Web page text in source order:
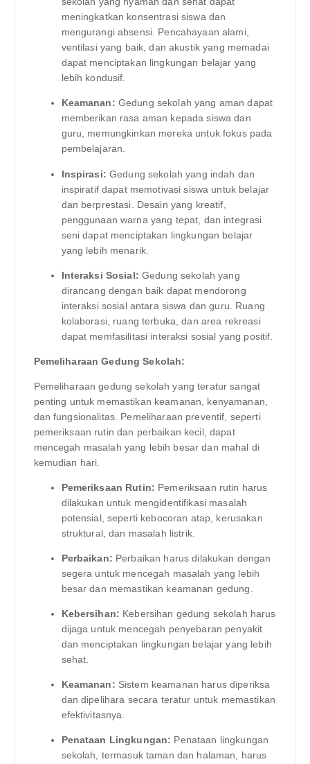
meningkatkan konsentrasi siswa dan
mengurangi absensi. Pencahayaan alami,
ventilasi yang baik, dan akustik yang memadai
dapat menciptakan lingkungan belajar yang
lebih kondusif.
Keamanan: Gedung sekolah yang aman dapat
memberikan rasa aman kepada siswa dan
guru, memungkinkan mereka untuk fokus pada
pembelajaran.
Inspirasi: Gedung sekolah yang indah dan
inspiratif dapat memotivasi siswa untuk belajar
dan berprestasi. Desain yang kreatif,
penggunaan warna yang tepat, dan integrasi
seni dapat menciptakan lingkungan belajar
yang lebih menarik.
Interaksi Sosial: Gedung sekolah yang
dirancang dengan baik dapat mendorong
interaksi sosial antara siswa dan guru. Ruang
kolaborasi, ruang terbuka, dan area rekreasi
dapat memfasilitasi interaksi sosial yang positif.
Pemeliharaan Gedung Sekolah:
Pemeliharaan gedung sekolah yang teratur sangat
penting untuk memastikan keamanan, kenyamanan,
dan fungsionalitas. Pemeliharaan preventif, seperti
pemeriksaan rutin dan perbaikan kecil, dapat
mencegah masalah yang lebih besar dan mahal di
kemudian hari.
Pemeriksaan Rutin: Pemeriksaan rutin harus
dilakukan untuk mengidentifikasi masalah
potensial, seperti kebocoran atap, kerusakan
struktural, dan masalah listrik.
Perbaikan: Perbaikan harus dilakukan dengan
segera untuk mencegah masalah yang lebih
besar dan memastikan keamanan gedung.
Kebersihan: Kebersihan gedung sekolah harus
dijaga untuk mencegah penyebaran penyakit
dan menciptakan lingkungan belajar yang lebih
sehat.
Keamanan: Sistem keamanan harus diperiksa
dan dipelihara secara teratur untuk memastikan
efektivitasnya.
Penataan Lingkungan: Penataan lingkungan
sekolah, termasuk taman dan halaman, harus